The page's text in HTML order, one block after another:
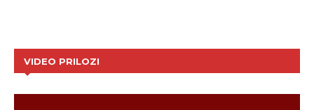
VIDEO PRILOZI